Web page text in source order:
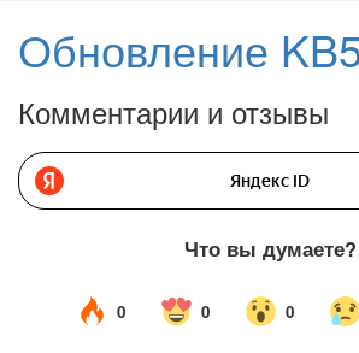
Комментарии и отзывы